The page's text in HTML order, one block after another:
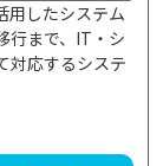
用したシステム
行まで、IT・シ
対応するシステ